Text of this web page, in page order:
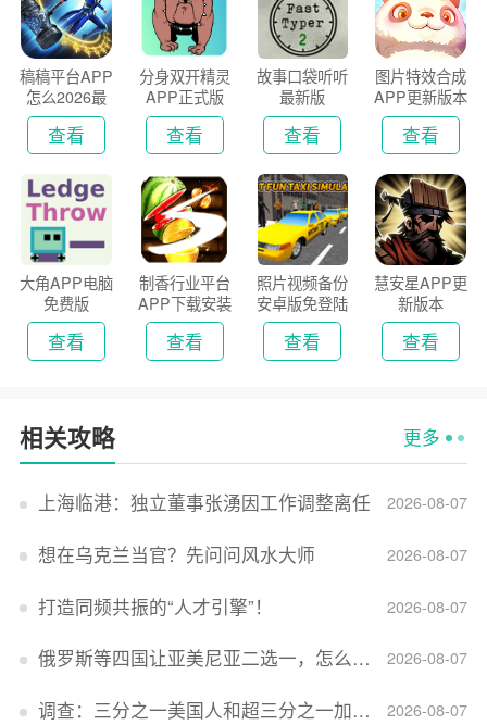
稿稿平台APP
怎么2026最
新版
查看
分身双开精灵
APP正式版
查看
故事口袋听听
最新版
查看
图片特效合成
APP更新版本
2026
查看
大角APP电脑
免费版
查看
制香行业平台
APP下载安装
2026
查看
照片视频备份
安卓版免登陆
版
查看
慧安星APP更
新版本
查看
相关攻略 更多
2026-08-07
上海临港：独立董事张湧因工作调整离任
2026-08-07
想在乌克兰当官？先问问风水大师
2026-08-07
打造同频共振的“人才引擎”！
2026-08-07
俄罗斯等四国让亚美尼亚二选一，怎么回事？
2026-08-07
调查：三分之一美国人和超三分之一加拿大人感到经济压力